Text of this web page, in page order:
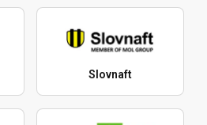
Slovnaft